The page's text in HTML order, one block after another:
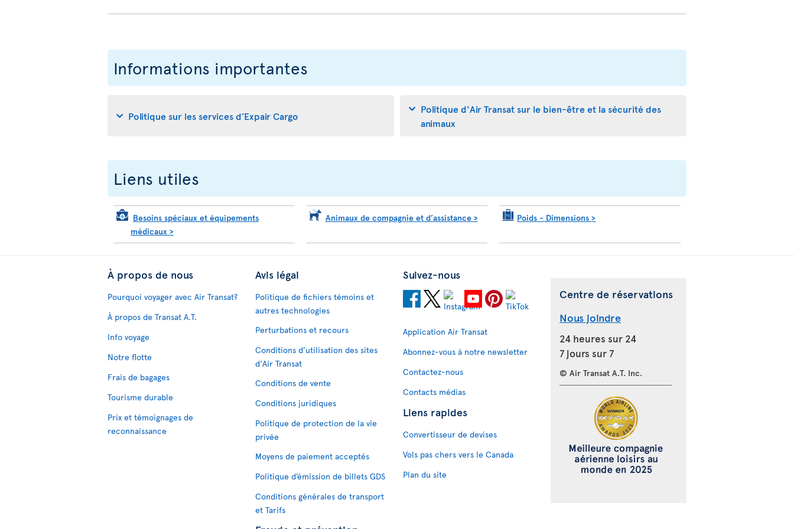
Informations importantes
Politique sur les services d’Expair Cargo
Politique d'Air Transat sur le bien-être et la sécurité des
animaux
Liens utiles
Besoins spéciaux et équipements
médicaux >
Animaux de compagnie et d’assistance > Poids - Dimensions>
À propos de nous
Pourquoi voyager avec Air Transat?
À propos de Transat A.T.
Info voyage
Notre flotte
Frais de bagages
Tourisme durable
Prix et témoignages de
reconnaissance
Avis légal
Politique de fichiers témoins et
autres technologies
Perturbations et recours
Conditions d’utilisation des sites
d'Air Transat
Conditions de vente
Conditions juridiques
Politique de protection de la vie
privée
Moyens de paiement acceptés
Politique d’émission de billets GDS
Conditions générales de transport
et Tarifs
Suivez-nous
Application Air Transat
Abonnez-vous à notre newsletter
Contactez-nous
Contacts médias
Liens rapides
Convertisseur de devises
Vols pas chers vers le Canada
Plan du site
Centre de réservations
Nous joindre
24 heures sur 24
7 jours sur 7
© Air Transat A.T. Inc.